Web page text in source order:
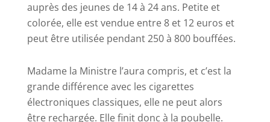
auprès des jeunes de 14 à 24 ans. Petite et
colorée, elle est vendue entre 8 et 12 euros et
peut être utilisée pendant 250 à 800 bouffées.
Madame la Ministre l’aura compris, et c’est la
grande différence avec les cigarettes
électroniques classiques, elle ne peut alors
être rechargée. Elle finit donc à la poubelle.